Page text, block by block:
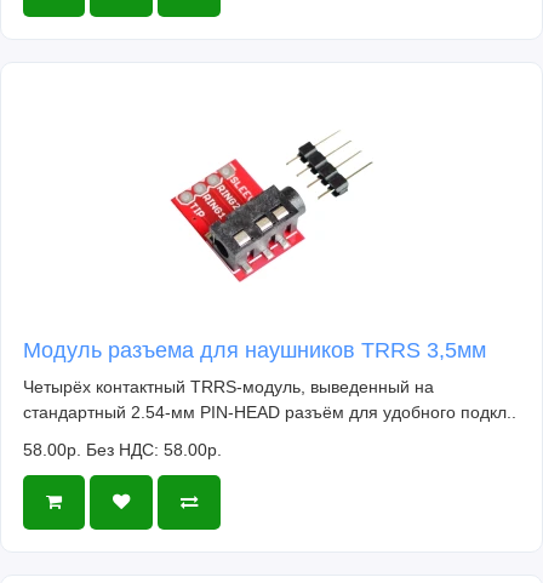
Модуль разъема для наушников TRRS 3,5мм
Четырёх контактный TRRS-модуль, выведенный на
стандартный 2.54-мм PIN-HEAD разъём для удобного подкл..
58.00р. Без НДС: 58.00р.